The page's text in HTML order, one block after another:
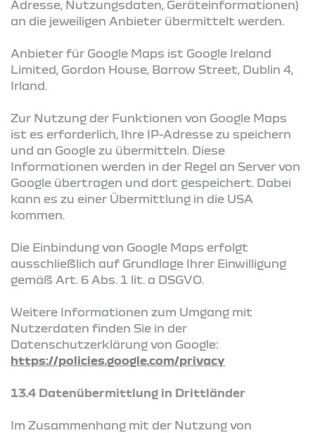
Adresse, Nutzungsdaten, Geräteinformationen)
an die jeweiligen Anbieter übermittelt werden.
Anbieter für Google Maps ist Google Ireland
Limited, Gordon House, Barrow Street, Dublin 4,
Irland.
Zur Nutzung der Funktionen von Google Maps
ist es erforderlich, Ihre IP-Adresse zu speichern
und an Google zu übermitteln. Diese
Informationen werden in der Regel an Server von
Google übertragen und dort gespeichert. Dabei
kann es zu einer Übermittlung in die USA
kommen.
Die Einbindung von Google Maps erfolgt
ausschließlich auf Grundlage Ihrer Einwilligung
gemäß Art. 6 Abs. 1 lit. a DSGVO.
Weitere Informationen zum Umgang mit
Nutzerdaten finden Sie in der
Datenschutzerklärung von Google:
https://policies.google.com/privacy
13.4 Datenübermittlung in Drittländer
Im Zusammenhang mit der Nutzung von